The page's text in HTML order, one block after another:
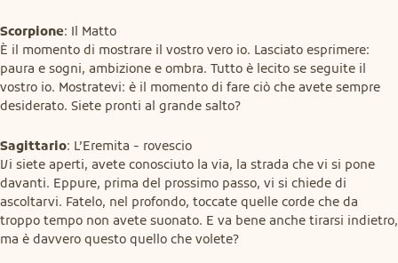
Scorpione: Il Matto
È il momento di mostrare il vostro vero io. Lasciato esprimere:
paura e sogni, ambizione e ombra. Tutto è lecito se seguite il
vostro io. Mostratevi: è il momento di fare ciò che avete sempre
desiderato. Siete pronti al grande salto?
Sagittario: L’Eremita - rovescio
Vi siete aperti, avete conosciuto la via, la strada che vi si pone
davanti. Eppure, prima del prossimo passo, vi si chiede di
ascoltarvi. Fatelo, nel profondo, toccate quelle corde che da
troppo tempo non avete suonato. E va bene anche tirarsi indietro,
ma è davvero questo quello che volete?